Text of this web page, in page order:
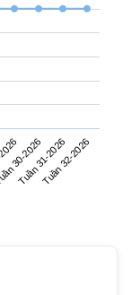
30-2026
Tuần 31-2026
Tuần 32-2026